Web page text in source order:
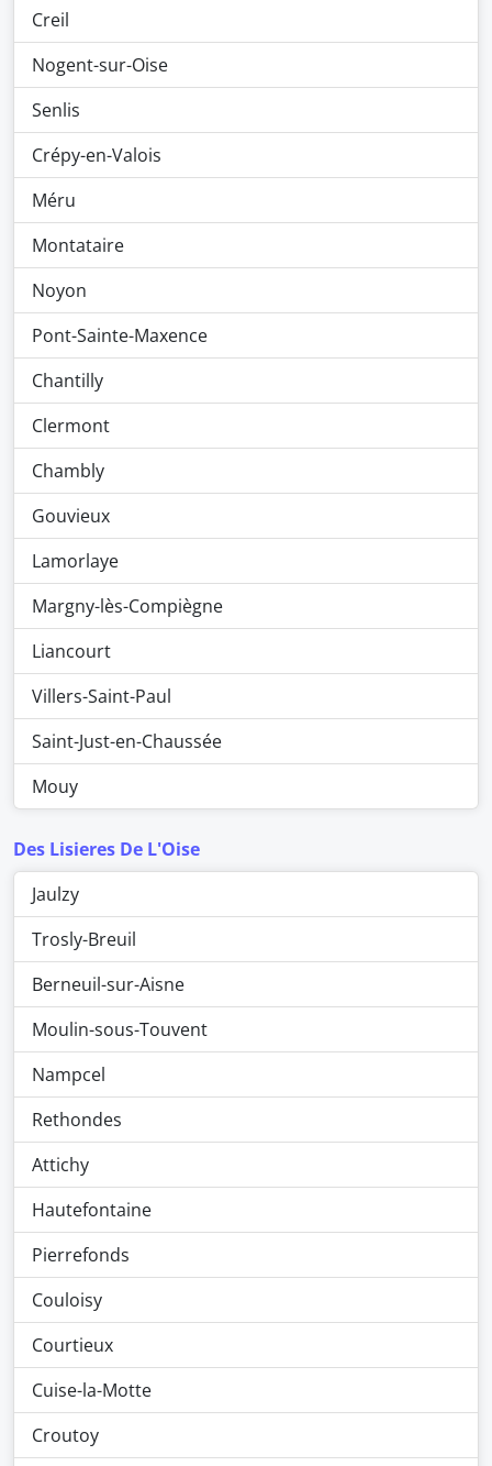
Creil
Nogent-sur-Oise
Senlis
Crépy-en-Valois
Méru
Montataire
Noyon
Pont-Sainte-Maxence
Chantilly
Clermont
Chambly
Gouvieux
Lamorlaye
Margny-lès-Compiègne
Liancourt
Villers-Saint-Paul
Saint-Just-en-Chaussée
Mouy
Des Lisieres De L'Oise
Jaulzy
Trosly-Breuil
Berneuil-sur-Aisne
Moulin-sous-Touvent
Nampcel
Rethondes
Attichy
Hautefontaine
Pierrefonds
Couloisy
Courtieux
Cuise-la-Motte
Croutoy